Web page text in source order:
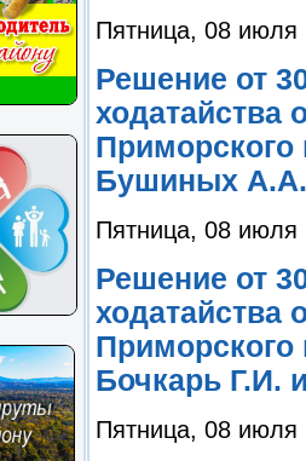
Пятница, 08 июля
Решение от
ходатайства
Приморского
Бушиных
Пятница, 08 июля
Решение от
ходатайства
Приморского
Бочкарь Г.И.
Пятница, 08 июля